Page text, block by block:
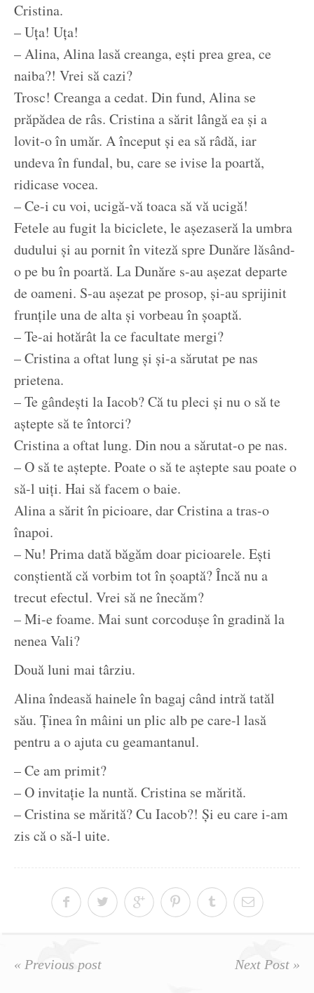
Cristina.
– Uța! Uța!
– Alina, Alina lasă creanga, ești prea grea, ce
naiba?! Vrei să cazi?
Trosc! Creanga a cedat. Din fund, Alina se
prăpădea de râs. Cristina a sărit lângă ea și a
lovit-o în umăr. A început și ea să râdă, iar
undeva în fundal, bu, care se ivise la poartă,
ridicase vocea.
– Ce-i cu voi, ucigă-vă toaca să vă ucigă!
Fetele au fugit la biciclete, le așezaseră la umbra
dudului și au pornit în viteză spre Dunăre lăsând-
o pe bu în poartă. La Dunăre s-au așezat departe
de oameni. S-au așezat pe prosop, și-au sprijinit
frunțile una de alta și vorbeau în șoaptă.
– Te-ai hotărât la ce facultate mergi?
– Cristina a oftat lung și și-a sărutat pe nas
prietena.
– Te gândești la Iacob? Că tu pleci și nu o să te
aștepte să te întorci?
Cristina a oftat lung. Din nou a sărutat-o pe nas.
– O să te aștepte. Poate o să te aștepte sau poate o
să-l uiți. Hai să facem o baie.
Alina a sărit în picioare, dar Cristina a tras-o
înapoi.
– Nu! Prima dată băgăm doar picioarele. Ești
conștientă că vorbim tot în șoaptă? Încă nu a
trecut efectul. Vrei să ne înecăm?
– Mi-e foame. Mai sunt corcodușe în gradină la
nenea Vali?
Două luni mai târziu.
Alina îndeasă hainele în bagaj când intră tatăl
său. Ținea în mâini un plic alb pe care-l lasă
pentru a o ajuta cu geamantanul.
– Ce am primit?
– O invitație la nuntă. Cristina se mărită.
– Cristina se mărită? Cu Iacob?! Și eu care i-am
zis că o să-l uite.
« Previous post Next Post »